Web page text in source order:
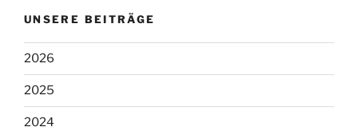
UNSERE BEITRÄGE
2026
2025
2024